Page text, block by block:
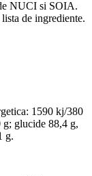
NUCI si SOIA.
de ingrediente.
1590 kj/380
g; glucide 88,4 g,
g.